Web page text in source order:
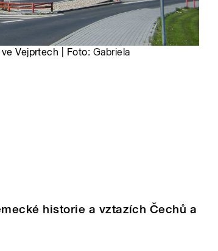
Vejprtech | Foto: Gabriela
historie a vztazích Čechů a